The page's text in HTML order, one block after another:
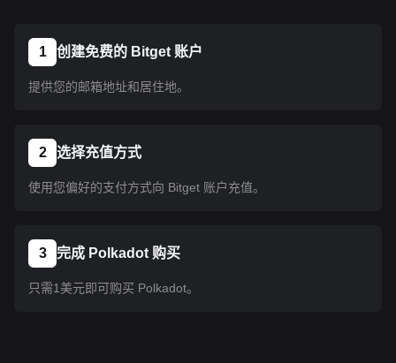
1 创建免费的 Bitget 账户
提供您的邮箱地址和居住地。
2 选择充值方式
使用您偏好的支付方式向 Bitget 账户充值。
3 完成 Polkadot 购买
只需1美元即可购买 Polkadot。